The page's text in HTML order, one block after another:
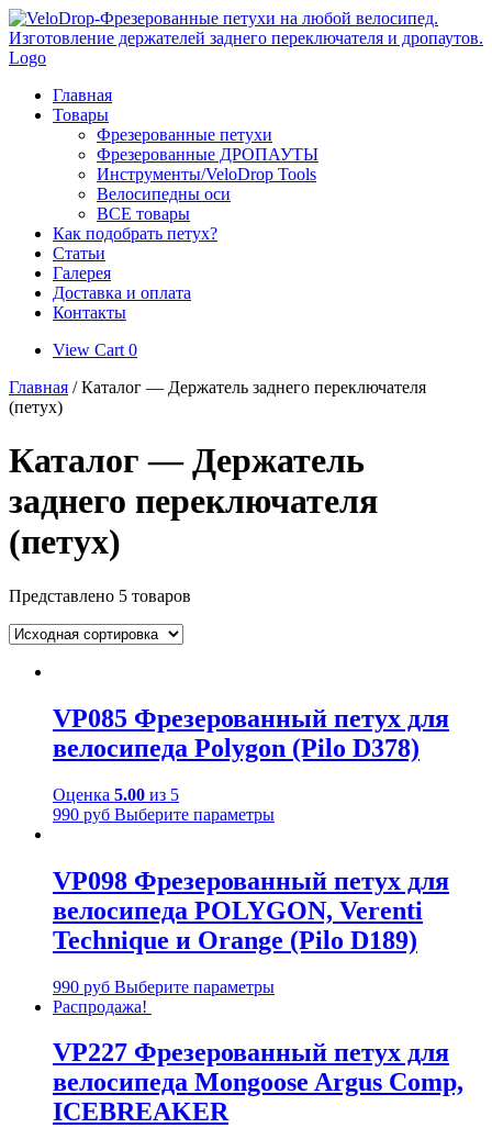
Skip
to
content
Главная
Товары
Фрезерованные петухи
Фрезерованные ДРОПАУТЫ
Инструменты/VeloDrop Tools
Велосипедны оси
ВСЕ товары
Как подобрать петух?
Статьи
Галерея
Доставка и оплата
Контакты
View
cart
View Cart 0
Главная / Каталог — Держатель заднего переключателя
(петух)
Каталог — Держатель
заднего переключателя
(петух)
Представлено 5 товаров
VP085 Фрезерованный петух для
велосипеда Polygon (Pilo D378)
Оценка 5.00 из 5
990 руб Выберите параметры
VP098 Фрезерованный петух для
велосипеда POLYGON, Verenti
Technique и Orange (Pilo D189)
990 руб Выберите параметры
Распродажа!
VP227 Фрезерованный петух для
велосипеда Mongoose Argus Comp,
ICEBREAKER